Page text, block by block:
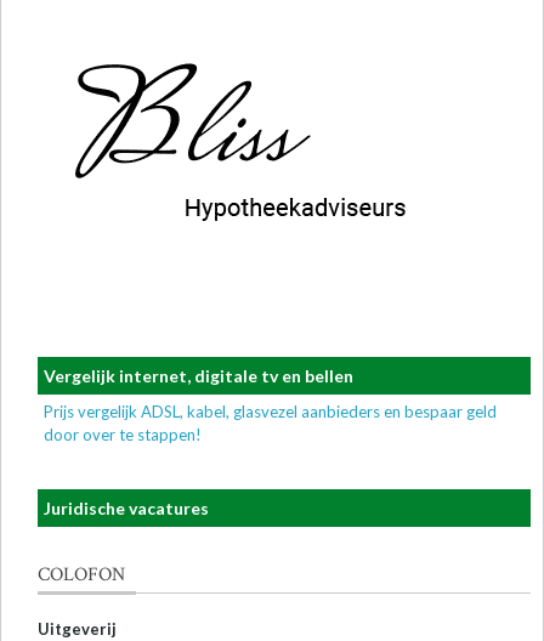
Vergelijk internet, digitale tv en bellen
Prijs vergelijk ADSL, kabel, glasvezel aanbieders en bespaar geld
door over te stappen!
Juridische vacatures
COLOFON
Uitgeverij